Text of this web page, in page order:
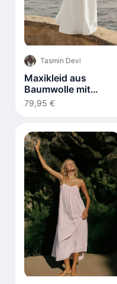
Tasmin Devi
Maxikleid aus
Baumwolle mit
Schnürdetail Weiß
79,95 €